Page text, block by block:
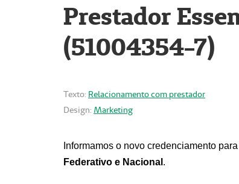
Prestador
(51004354-7)
Texto: Relacionamento com prestador
Design: Marketing
Informamos o novo credenciamento
Federativo e Nacional .